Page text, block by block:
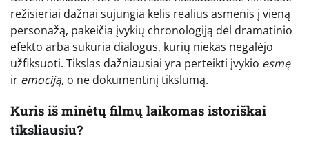
režisieriai dažnai sujungia kelis realius asmenis į vieną
personažą, pakeičia įvykių chronologiją dėl dramatinio
efekto arba sukuria dialogus, kurių niekas negalėjo
užfiksuoti. Tikslas dažniausiai yra perteikti įvykio esmę
ir emociją, o ne dokumentinį tikslumą.
Kuris iš minėtų filmų laikomas istoriškai
tiksliausiu?